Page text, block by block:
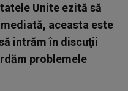
Unite ezită să
aceasta este
intrăm în discuţii
problemele